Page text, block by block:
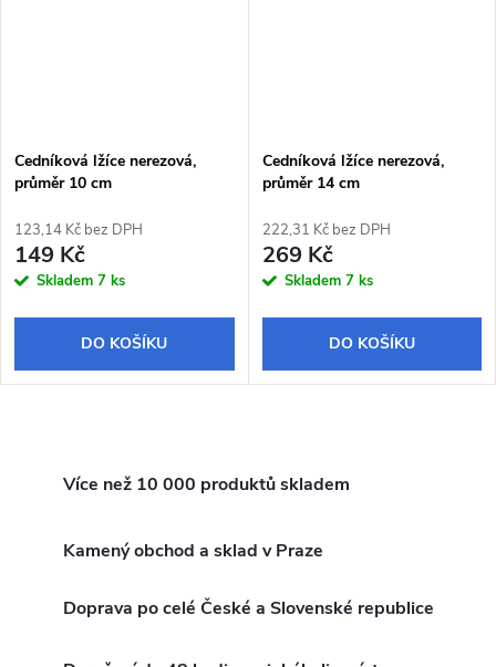
Cedníková lžíce nerezová,
průměr 10 cm
123,14 Kč bez DPH
149 Kč
Skladem 7 ks
DO KOŠÍKU
Cedníková lžíce nerezová,
průměr 14 cm
222,31 Kč bez DPH
269 Kč
Skladem 7 ks
DO KOŠÍKU
Více než 10 000 produktů skladem
Kamený obchod a sklad v Praze
Doprava po celé České a Slovenské republice